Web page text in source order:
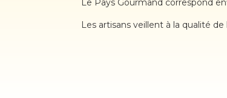
Les artisans veillent à la qualité